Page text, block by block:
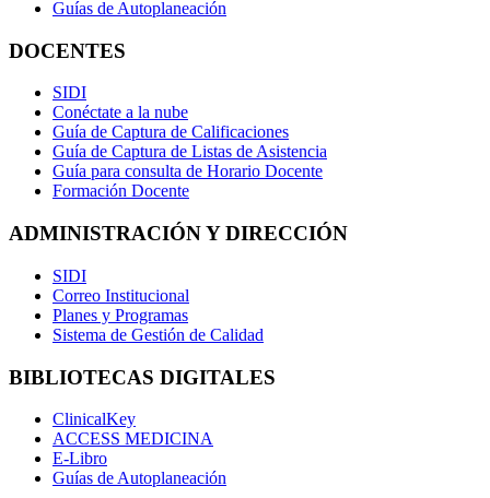
Guías de Autoplaneación
DOCENTES
SIDI
Conéctate a la nube
Guía de Captura de Calificaciones
Guía de Captura de Listas de Asistencia
Guía para consulta de Horario Docente
Formación Docente
ADMINISTRACIÓN Y DIRECCIÓN
SIDI
Correo Institucional
Planes y Programas
Sistema de Gestión de Calidad
BIBLIOTECAS DIGITALES
ClinicalKey
ACCESS MEDICINA
E-Libro
Guías de Autoplaneación